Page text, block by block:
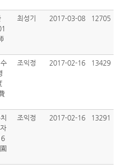
최성기 2017-03-08 12705
조익정 2017-02-16 13429
조익정 2017-02-16 13291